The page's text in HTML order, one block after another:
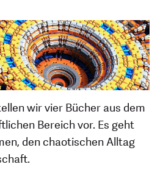
wir vier Bücher aus dem
Bereich vor. Es geht
den chaotischen Alltag